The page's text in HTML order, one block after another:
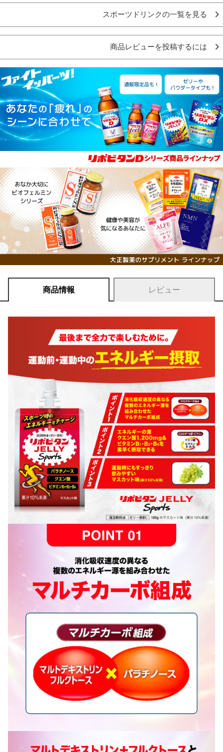
スポーツドリンクの一覧を見る
商品レビューを投稿するには
商品情報 レビュー